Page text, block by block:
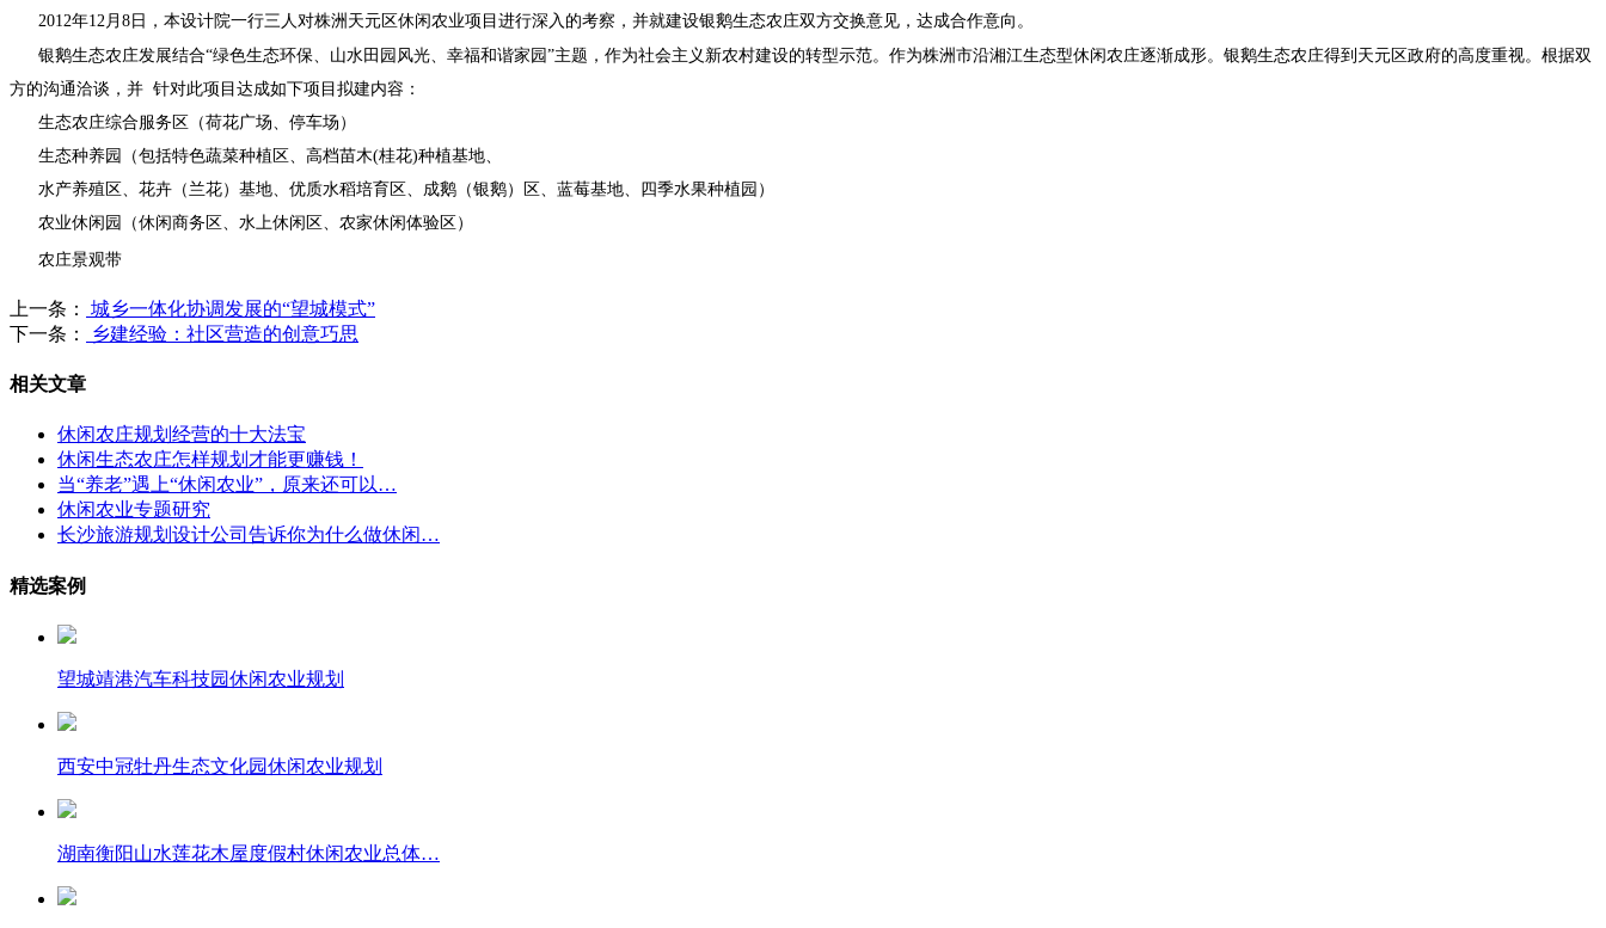
2012年12月8日，本设计院一行三人对株洲天元区休闲农业项目进行深入的考察，并就建设银鹅生态农庄双方交换意见，达成合作意向。
银鹅生态农庄发展结合“绿色生态环保、山水田园风光、幸福和谐家园”主题，作为社会主义新农村建设的转型示范。作为株洲市沿湘江生态型休闲农庄逐渐成形。银鹅生态农庄得到天元区政府的高度重视。根据双
方的沟通洽谈，并 针对此项目达成如下项目拟建内容：
生态农庄综合服务区（荷花广场、停车场）
生态种养园（包括特色蔬菜种植区、高档苗木(桂花)种植基地、
水产养殖区、花卉（兰花）基地、优质水稻培育区、成鹅（银鹅）区、蓝莓基地、四季水果种植园）
农业休闲园（休闲商务区、水上休闲区、农家休闲体验区）
农庄景观带
上一条：
城乡一体化协调发展的“望城模式”
下一条：
乡建经验：社区营造的创意巧思
相关文章
休闲农庄规划经营的十大法宝
休闲生态农庄怎样规划才能更赚钱！
当“养老”遇上“休闲农业”，原来还可以…
休闲农业专题研究
长沙旅游规划设计公司告诉你为什么做休闲…
精选案例
望城靖港汽车科技园休闲农业规划
西安中冠牡丹生态文化园休闲农业规划
湖南衡阳山水莲花木屋度假村休闲农业总体…